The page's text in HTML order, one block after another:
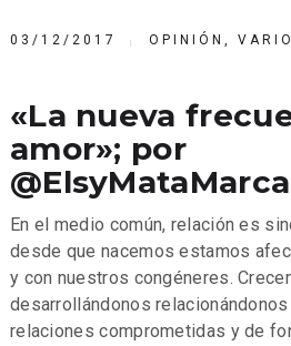
03/12/2017 OPINIÓN,
«La nueva
amor»; por
En el medio común, relación es
desde que nacemos estamos
y con nuestros congéneres.
desarrollándonos
relaciones comprometidas y de